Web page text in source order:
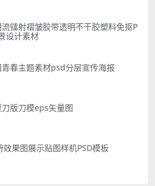
镭射褶皱胶带透明不干胶塑料免抠P
设计素材
春主题素材psd分层宣传海报
版刀模eps矢量图
效果图展示贴图样机PSD模板